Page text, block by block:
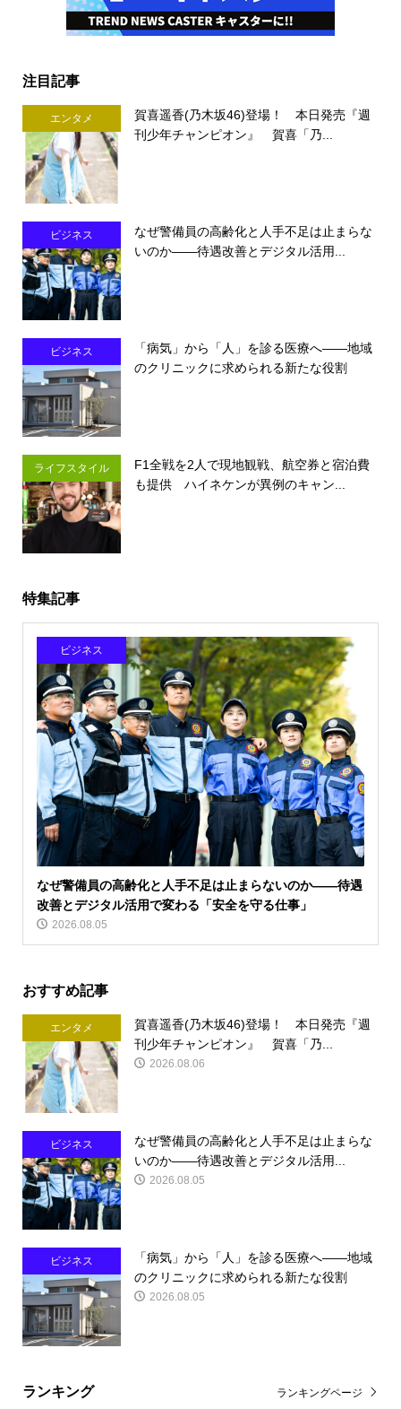
注目記事
エンタメ
賀喜遥香(乃木坂46)登場！ 本日発売『週
刊少年チャンピオン』 賀喜「乃...
ビジネス
なぜ警備員の高齢化と人手不足は止まらな
いのか――待遇改善とデジタル活用...
ビジネス
「病気」から「人」を診る医療へ――地域
のクリニックに求められる新たな役割
ライフスタイル
F1全戦を2人で現地観戦、航空券と宿泊費
も提供 ハイネケンが異例のキャン...
特集記事
ビジネス
なぜ警備員の高齢化と人手不足は止まらないのか――待遇
改善とデジタル活用で変わる「安全を守る仕事」
2026.08.05
おすすめ記事
エンタメ
賀喜遥香(乃木坂46)登場！ 本日発売『週
刊少年チャンピオン』 賀喜「乃...
2026.08.06
ビジネス
なぜ警備員の高齢化と人手不足は止まらな
いのか――待遇改善とデジタル活用...
2026.08.05
ビジネス
「病気」から「人」を診る医療へ――地域
のクリニックに求められる新たな役割
2026.08.05
ランキング ランキングページ